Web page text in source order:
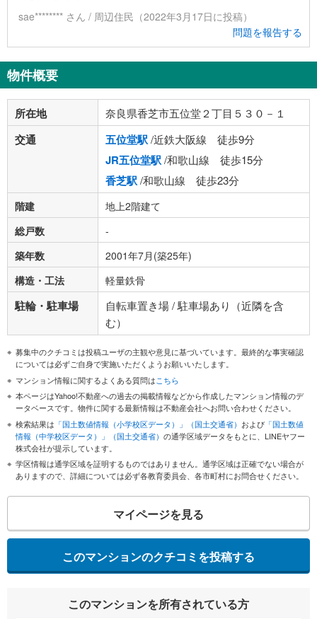
sae******** さん / 周辺住民（2022年3月17日に投稿）
問題を報告する
物件概要
所在地 奈良県香芝市五位堂２丁目５３０－１
交通 五位堂駅/近鉄大阪線 徒歩9分
JR五位堂駅/和歌山線 徒歩15分
香芝駅/和歌山線 徒歩23分
階建
地上2階建て
総戸数
-
築年数
2001年7月(築25年)
構造・工法
軽量鉄骨
駐輪・駐車場
自転車置き場 / 駐車場あり（近隣を含
む）
募集中のクチコミは投稿ユーザの主観や意見に基づいています。最終的な事実確認
については必ずご自身で実施いただくようお願いいたします。
マンション情報に関するよくある質問はこちら
本ページはYahoo!不動産への過去の掲載情報などから作成したマンション情報のデ
ータベースです。物件に関する最新情報は不動産会社へお問い合わせください。
検索結果は 「国土数値情報（小学校区データ）」（国土交通省） および 「国土数値
情報（中学校区データ）」（国土交通省） の通学区域データをもとに、LINEヤフー
株式会社が提示しています。
学区情報は通学区域を証明するものではありません。通学区域は正確でない場合が
ありますので、詳細については必ず各教育委員会、各市町村にお問合せください。
マイページを見る
このマンションのクチコミを投稿する
このマンションを所有されている方